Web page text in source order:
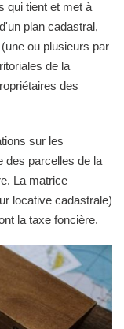
qui tient et met à
plan cadastral,
ou plusieurs par
de la
des
sur les
des parcelles de la
La matrice
locative cadastrale)
la taxe foncière.